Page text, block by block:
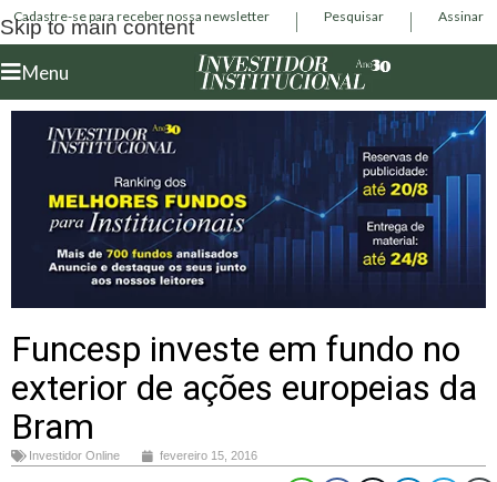
Skip to main content
Cadastre-se para receber nossa newsletter Pesquisar Assinar
Menu
Funcesp investe em fundo no
exterior de ações europeias da
Bram
Investidor Online fevereiro 15, 2016